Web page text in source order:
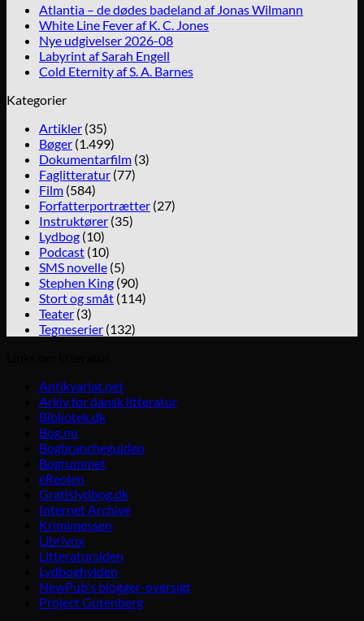
Atlantia – de dødes badeland af Jonas Wilmann
White Line Fever af K. C. Jones
Nye udgivelser 2026-08
Labyrint af Sarah Engell
Cold Eternity af S. A. Barnes
Kategorier
Artikler (35)
Bøger (1.499)
Dokumentarfilm (3)
Faglitteratur (77)
Film (584)
Forfatterportrætter (27)
Instruktører (35)
Lydbog (10)
Podcast (10)
SMS novelle (5)
Stephen King (90)
Stort og småt (114)
Teater (3)
Tegneserier (132)
Antikvariat.net
Arkiv for dansk litteratur
Bibliotek.dk
Bog.nu
Bogbrancheguiden
Bogrummet
eReolen
Gratislydbog.dk
Internet Archive
Krimimessen
Librivox
Litteratursiden
Lydboghylden
NewPub's blogger-oversigt
Project Gutenberg